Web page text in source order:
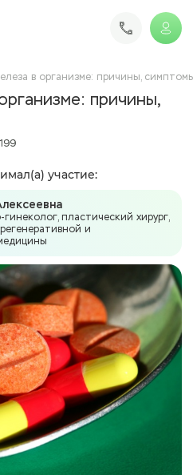
в организме: причины,
причины,
участие:
гинеколог, пластический хирург,
и